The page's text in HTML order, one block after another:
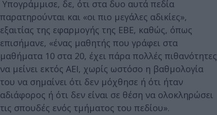
Υπογράμμισε, δε, ότι στα δυο αυτά πεδία
παρατηρούνται και «οι πιο μεγάλες αδικίες»,
εξαιτίας της εφαρμογής της ΕΒΕ, καθώς, όπως
επισήμανε, «ένας μαθητής που γράφει στα
μαθήματα 10 στα 20, έχει πάρα πολλές πιθανότητες
να μείνει εκτός ΑΕΙ, χωρίς ωστόσο η βαθμολογία
του να σημαίνει ότι δεν μόχθησε ή ότι ήταν
αδιάφορος ή ότι δεν είναι σε θέση να ολοκληρώσει
τις σπουδές ενός τμήματος του πεδίου».